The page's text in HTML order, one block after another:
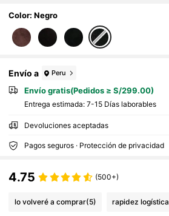
Compras
Color: Negro
Envío a Peru
Envío gratis(Pedidos ≥ S/299.00)
Entrega estimada: 7-15 Días laborables
Devoluciones aceptadas
Pagos seguros · Protección de privacidad
4.75 (500+)
lo volveré a comprar(5) rapidez logística